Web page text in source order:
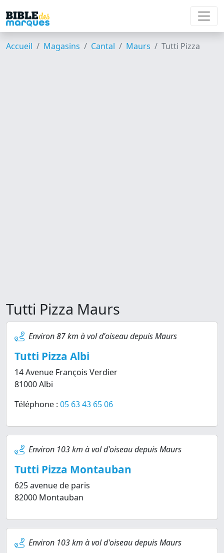
Accueil Magasins Cantal Maurs Tutti Pizza
Tutti Pizza Maurs
Environ 87 km à vol d'oiseau depuis Maurs
Tutti Pizza Albi
14 Avenue François Verdier
81000 Albi
Téléphone : 05 63 43 65 06
Environ 103 km à vol d'oiseau depuis Maurs
Tutti Pizza Montauban
625 avenue de paris
82000 Montauban
Environ 103 km à vol d'oiseau depuis Maurs